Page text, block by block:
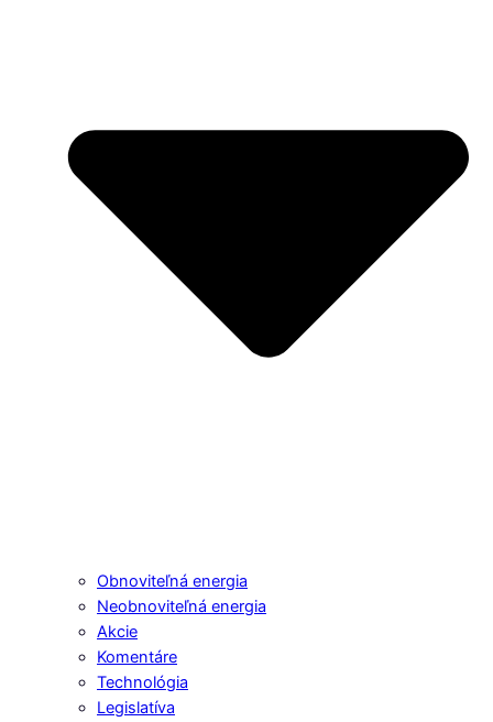
Obnoviteľná energia
Neobnoviteľná energia
Akcie
Komentáre
Technológia
Legislatíva